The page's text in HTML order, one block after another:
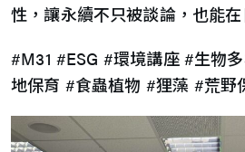
性，讓永續不只被談論，也能
#M31 #ESG #環境講座 #生物
地保育 #食蟲植物 #狸藻 #荒野